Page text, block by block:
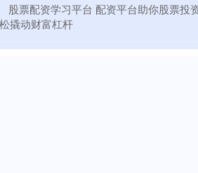
股票配资学习平台 配资平台助你股票投
松撬动财富杠杆